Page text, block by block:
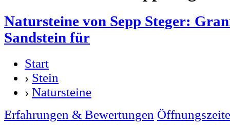
Natursteine von Sepp Steger:
Sandstein für
Start
› Stein
› Natursteine
Erfahrungen & Bewertungen